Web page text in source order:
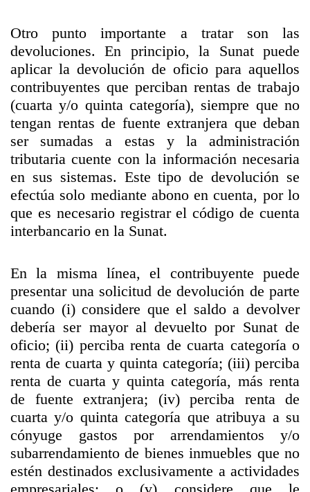
Otro punto importante a tratar son las
devoluciones. En principio, la Sunat puede
aplicar la devolución de oficio para aquellos
contribuyentes que perciban rentas de trabajo
(cuarta y/o quinta categoría), siempre que no
tengan rentas de fuente extranjera que deban
ser sumadas a estas y la administración
tributaria cuente con la información necesaria
en sus sistemas. Este tipo de devolución se
efectúa solo mediante abono en cuenta, por lo
que es necesario registrar el código de cuenta
interbancario en la Sunat.
En la misma línea, el contribuyente puede
presentar una solicitud de devolución de parte
cuando (i) considere que el saldo a devolver
debería ser mayor al devuelto por Sunat de
oficio; (ii) perciba renta de cuarta categoría o
renta de cuarta y quinta categoría; (iii) perciba
renta de cuarta y quinta categoría, más renta
de fuente extranjera; (iv) perciba renta de
cuarta y/o quinta categoría que atribuya a su
cónyuge gastos por arrendamientos y/o
subarrendamiento de bienes inmuebles que no
estén destinados exclusivamente a actividades